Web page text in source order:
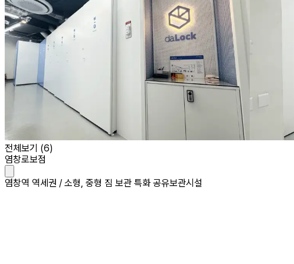
전체보기 (6)
염창로보점
염창역 역세권 / 소형, 중형 짐 보관 특화 공유보관시설